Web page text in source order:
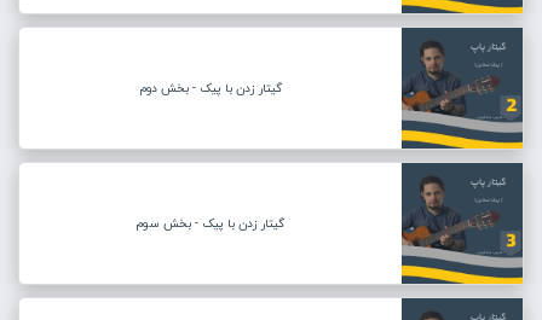
گیتار زدن با پیک - بخش دوم
گیتار زدن با پیک - بخش سوم